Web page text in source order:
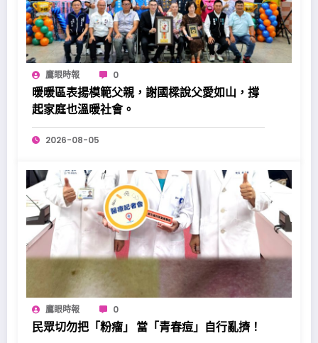
鷹眼時報 0
暖暖區表揚模範父親，謝國樑說父愛如山，撐
起家庭也溫暖社會。
2026-08-05
鷹眼時報 0
民眾切勿把「粉瘤」 當「青春痘」自行亂擠！